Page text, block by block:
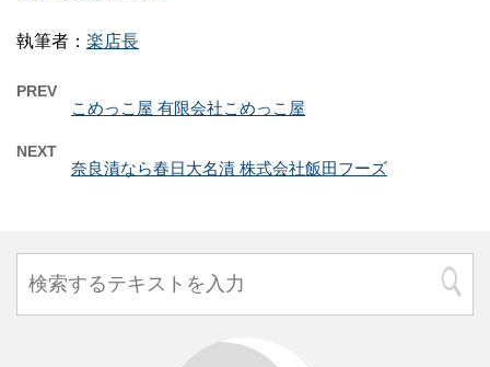
執筆者： 楽店長
PREV
こめっこ屋 有限会社こめっこ屋
NEXT
奈良漬なら春日大名漬 株式会社飯田フーズ